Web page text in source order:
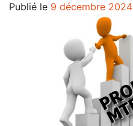
Publié le 9 décembre 2024